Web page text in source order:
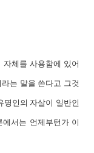
자체를 사용함에 있어
는 말을 쓴다고 그것
명인의 자살이 일반인
서는 언제부턴가 이